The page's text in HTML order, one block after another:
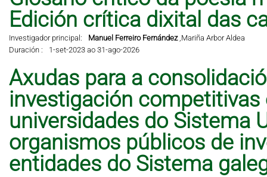
Edición crítica dixital das
Investigador principal: Manuel Ferreiro Fernández,Mariña Arbor Aldea
Duración :
1-set-2023 ao 31-ago-2026
Axudas para a
investigación
universidades do Sistema
organismos públicos de
entidades do Sistema